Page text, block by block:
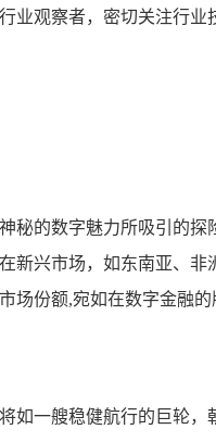
观察者，密切关注行
的数字魅力所吸引的
兴市场，如东南亚、
份额,宛如在数字金融的
一艘稳健航行的巨轮